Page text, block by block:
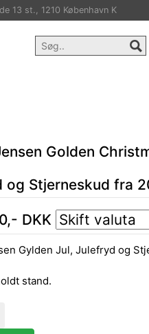
13 st., 1210 København K
Golden
og Stjerneskud fra
,- DKK
Gylden Jul, Julefryd og
stand.